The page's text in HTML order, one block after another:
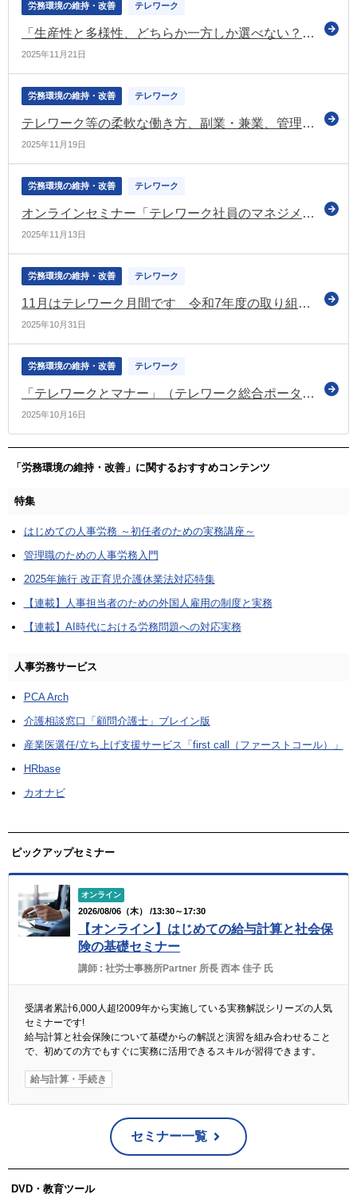
労務環境の維持・改善 テレワーク
「生産性と多様性、どちらか一方しか選べない？」（テレワーク総合ポータルサイトのコラム）
2025年11月21日
労務環境の維持・改善 テレワーク
テレワーク等の柔軟な働き方、副業・兼業、管理監督者、労働時間の情報開示について検討（労政審の労働条件分科会）
2025年11月19日
労務環境の維持・改善 テレワーク
オンラインセミナー「テレワーク社員のマネジメントと評価は難しくない」を開催（テレワーク総合ポータルサイト）
2025年11月13日
労務環境の維持・改善 テレワーク
11月はテレワーク月間です 令和7年度の取り組みなどを公表（厚労省など）
2025年10月31日
労務環境の維持・改善 テレワーク
「テレワークとマナー」（テレワーク総合ポータルサイトのコラム）
2025年10月16日
「労務環境の維持・改善」に関するおすすめコンテンツ
特集
はじめての人事労務 ～初任者のための実務講座～
管理職のための人事労務入門
2025年施行 改正育児介護休業法対応特集
【連載】人事担当者のための外国人雇用の制度と実務
【連載】AI時代における労務問題への対応実務
人事労務サービス
PCA Arch
介護相談窓口「顧問介護士」ブレイン版
産業医選任/立ち上げ支援サービス「first call（ファーストコール）」
HRbase
カオナビ
ピックアップセミナー
オンライン
2026/08/06（木） /13:30～17:30
【オンライン】はじめての給与計算と社会保
険の基礎セミナー
講師 :社労士事務所Partner 所長 西本 佳子 氏
受講者累計6,000人超!2009年から実施している実務解説シリーズの人気
セミナーです!
給与計算と社会保険について基礎からの解説と演習を組み合わせること
で、初めての方でもすぐに実務に活用できるスキルが習得できます。
給与計算・手続き
セミナー一覧
DVD・教育ツール